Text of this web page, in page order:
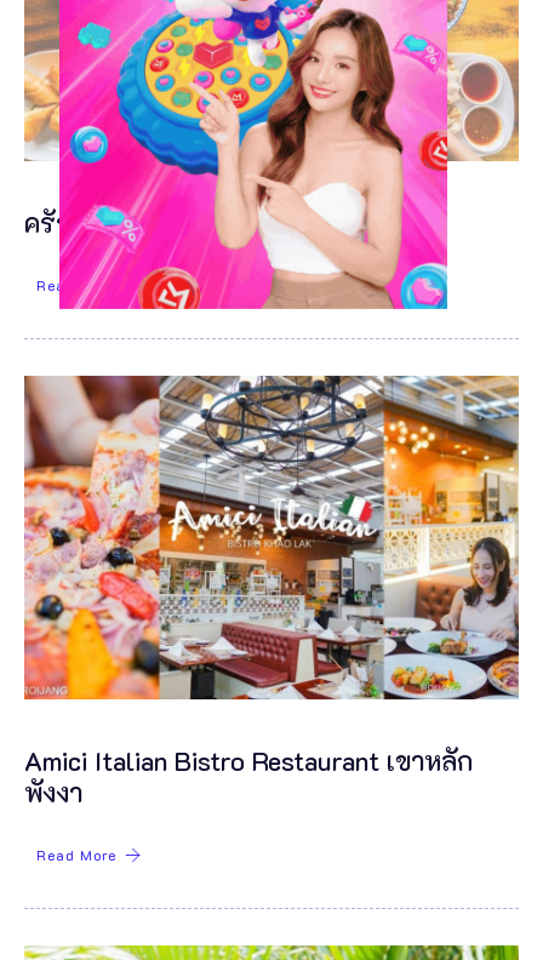
ครัวพี่บ่าว ร้านอาหารเขาหลัก พังงา
Read More
Amici Italian Bistro Restaurant เขาหลัก
พังงา
Read More